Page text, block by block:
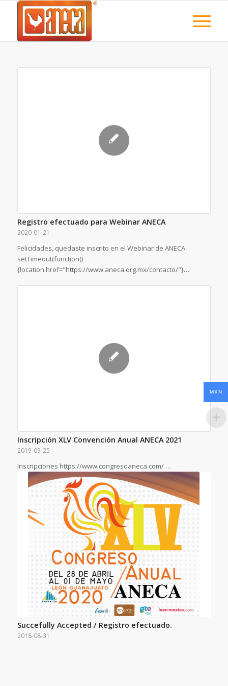
Registro efectuado para Webinar ANECA
2020-01-21
Felicidades, quedaste inscrito en el Webinar de ANECA
setTimeout(function()
{location.href="https://www.aneca.org.mx/contacto/"}…
Inscripción XLV Convención Anual ANECA 2021
2019-09-25
Inscripciones https://www.congresoaneca.com/ …
Succefully Accepted / Registro efectuado.
2018-08-31
MXN